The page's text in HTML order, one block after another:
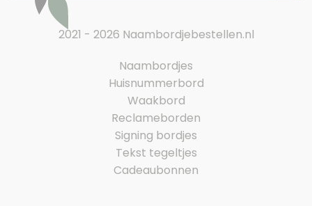
2021 - 2026 Naambordjebestellen.nl
Naambordjes
Huisnummerbord
Waakbord
Reclameborden
Signing bordjes
Tekst tegeltjes
Cadeaubonnen